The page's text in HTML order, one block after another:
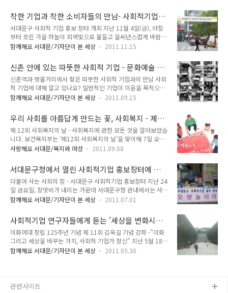
습으로 존재하는지 Tong과 함께 살펴보도록 해요.^^* 사회적
목적을 우선으로 추구하는..
가는 TONG이 이번에도 즐거운 파티가 있다는 소식을 듣고 신촌
으로 달려갔습니다. 11월 17일(목) 오후 7시에 신촌 사회적 기
업 카페 '뷰앤티'에서 서대문구 사회적기업 협의체 간담회가 열
렸습니다. 얼마 전 창천공원에서 홍보장터를 개최했던 사회적 기
업가들이 한자리에 모이는 서대문구 사회적기업 네트워킹 파티
를 초대하여 특별강연도 하고 홍보나 의견도 제시하는 정보나눔
의 장이었습니다. 서대문구 경..
착한 기업과 착한 소비자들의 만남- 사회적기업
홍보장터
서대문구 사회적 기업 홍보 장터 개최 지난 11월 4일(금), 아침
부터 흐린 가을 하늘이 회색빛으로 물들고 을씨년스럽게 바람에
날리는 낙엽들을 밟으며 신촌으로 걸음을 재촉했습니다. 신촌 현
사회적 기업이란 취약 계층에게 일자리를 제공하고 사회 서비스
를 제공하는 등의 사회적 목적을 실현하기 위해 재화와 서비스를
생산하는 '착한 기업' 입니다. 서대문구에서는 이러한 사회적 기
업의 수익 창출 확대와 기업 홍보를 위해 사회적 기업 홍보 장터
를 마련했는데요, 흐린 날씨에도 많은 분들이 찾아 주셨습니다.
과 함께 가실까요? 서대문구 소재 사회적 기업 및 청년소셜 벤처
들의 홍보의 장 서대문구 ..
함께해요 서대문/기자단이 본 세상 2011.11.15
신촌 안에 있는 따뜻한 사회적 기업 - 문화예술 체
험전시 (주)엠비전스와 북카페 (주)뷰엔티를 만나
보았어요.
신촌역과 명물거리에서 찾은 따뜻한 사회적 기업과의 만남 사회
적 기업에 대해 알고 있나요? 일반적인 기업이 이윤을 목적으로
하는 반면 사회적 기업은 사회적 목적을 추구하고 이를 위해 수
기업은 취약계층에게 안정적인 일자리와 사회 서비스를 제공하
기 위해 만들어진 기업을 말합니다. 그래서 영업활동 과정에서
창출된 이익은 사업체나 지역공동체에 재투자되어 사회적 목적
에 사용됩니다. 관내의 많은 사회적 기업이 있지만 이번에 특별
히 소개해 드릴 곳은 신촌역에서 북카페를 운영하고 있는 (주) 뷰
스입니다. ^^ 1. 문화예술 사회적 기업 (주)엠비전스의 체험전
시- 신촌 명물거리 버티고 타워 9층에..
함께해요 서대문/기자단이 본 세상 2011.09.15
우리 사회를 아름답게 만드는 꽃, 사회복지 - 제
12회 사회복지의 날
제 12회 사회복지의 날 - 사회복지에 관한 모든 것을 알아보았습
니다. 보건복지부는 ‘제12회 사회복지의 날’을 맞이해 7일 오전
63시티 컨벤션홀에서 ‘사람•나눔 함께하는 세상!’이라는 슬로건
시민들이 참석해 사회복지 분야 유공자를 격려하고 사회복지와
나눔의 의미를 되새기는 계기를 가졌죠. 국민의 생활을 안정시키
고 교육, 직업, 의료 등의 보장을 포함하는 다양한 복지를 추구하
기 위한 사회적 노력을 우리는 라 말합니다. 오늘은 TONG과 함
께 우리 사회를 아름답게 만드는 꽃, 사회복지에 대해서 이야기
념행사 이모저모 2000년부터 매년 9월 7일을 사회복지의 날로
정해 기념식..
사랑해요 서대문/복지와 여성 2011.09.08
서대문구청에서 열린 사회적기업 홍보장터에 가
다!
더불어 사는 사회의 힘 - 서대문구 사회적기업 홍보장터 지난 24
일 금요일, 장맛비가 내리는 가운데 서대문구청 관내에서는 사회
적 기업의 홍보장터가 열렸습니다. 사회적기업이 자립기반을 갖
사회적 기업의 물품 등을 전시하고 판매하는 행사였지요. 사회적
기업 홍보장터를 빛낸 아름다운 단체 사회적 기업이란 취약 계층
에게 사회 서비스 또는 일자리를 제공하는 등의 사회적 목적을
추구하면서 이익을 창출하는 영업활동을 수행하는 기업을 말합
니다. 이러한 사회적 기업이 점차 늘어나고 있는데요, 이번 홍보
함께해요 서대문/기자단이 본 세상 2011.07.01
사회적기업 연구자들에게 듣는 '세상을 변화시키
는 기업가 정신'
이화여대 창립 125주년 기념 제 11회 김옥길 기념 강좌 -"이화
그리고 세상을 바꾸는 가치, 사회적 기업가 정신" 지난 5월 18일
(수) 이화여자대학교 경영대학 경영연구소에서는 이화여대 창립
님의 정신을 계승하고자 시작되었습니다. 이번에는 "이화 그리
함께해요 서대문/기자단이 본 세상 2011.05.30
관련사이트